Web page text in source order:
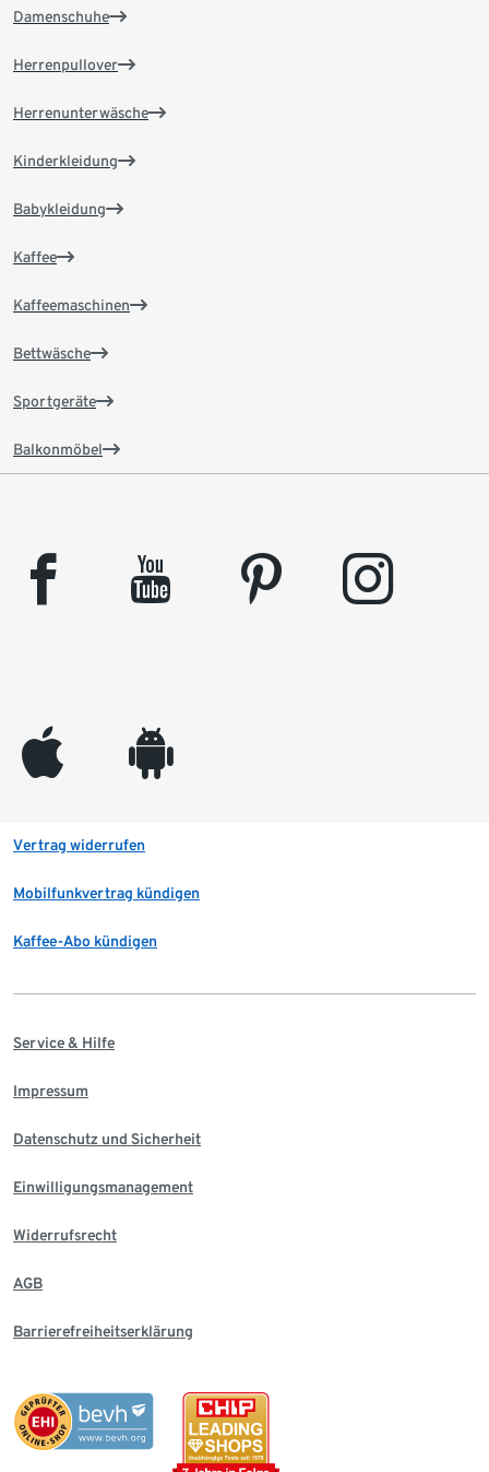
Damenschuhe
Herrenpullover
Herrenunterwäsche
Kinderkleidung
Babykleidung
Kaffee
Kaffeemaschinen
Bettwäsche
Sportgeräte
Balkonmöbel
facebook youtube pinterest instagram
appleinc android
Vertrag widerrufen
Mobilfunkvertrag kündigen
Kaffee-Abo kündigen
Service & Hilfe
Impressum
Datenschutz und Sicherheit
Einwilligungsmanagement
Widerrufsrecht
AGB
Barrierefreiheitserklärung